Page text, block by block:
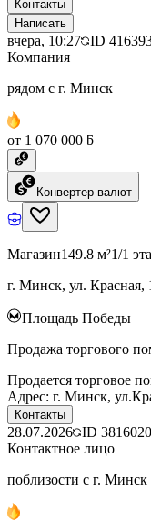
Контакты
Написать
вчера, 10:27 ID
Компания
рядом с г. Минск
от 1 070 000 ƃ
Конвертер валют
Магазин149.8 м²1/1
г. Минск, ул. Красная,
Площадь Победы
Продажа торгового
Продается торговое
Адрес: г. Минск,
Контакты
28.07.2026 ID 3816020
Контактное лицо
поблизости с г. Минск